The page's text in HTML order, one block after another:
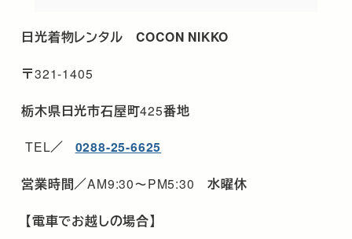
日光着物レンタルCOCON NIKKO
〒321-1405
栃木県日光市石屋町425番地
TEL／ 0288-25-6625
営業時間／AM9:30～PM5:30 水曜休
【電車でお越しの場合】